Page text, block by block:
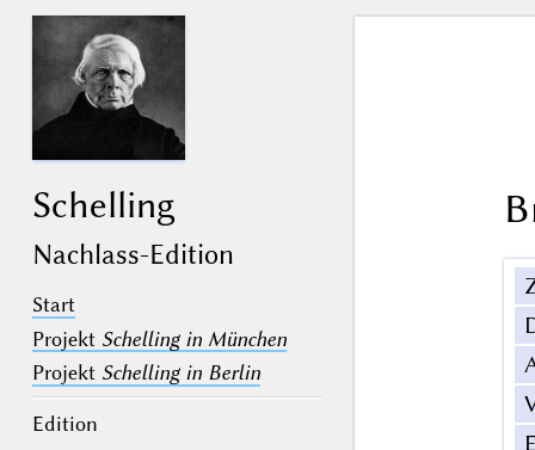
Schelling
Nachlass-Edition
Start
Projekt Schelling in München
Projekt Schelling in Berlin
Edition